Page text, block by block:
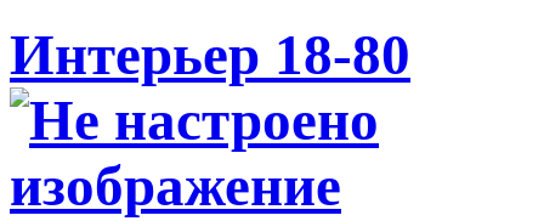
Интерьер 18-80